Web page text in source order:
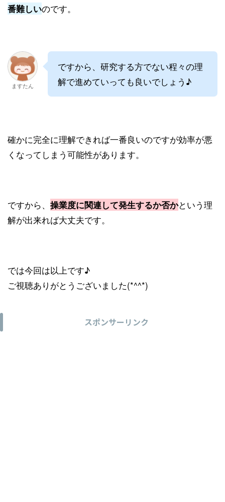
番難しいのです。
ますたん
ですから、研究する方でない程々の理
解で進めていっても良いでしょう♪
確かに完全に理解できれば一番良いのですが効率が悪
くなってしまう可能性があります。
ですから、 操業度に関連して発生するか否かという理
解が出来れば大丈夫です。
では今回は以上です♪
ご視聴ありがとうございました(*^^*)
スポンサーリンク